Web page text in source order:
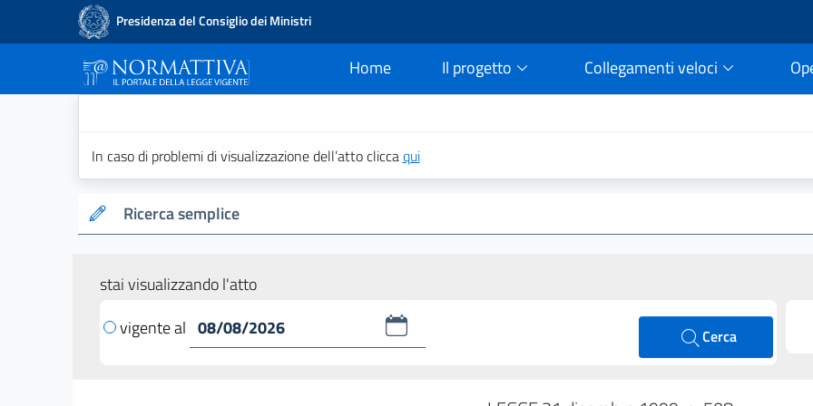
Presidenza del Consiglio dei Ministri
Home
current Il progetto Collegamenti veloci
In caso di problemi di visualizzazione dell’atto cliccaqui
Ricerca semplice
stai visualizzando l'atto
vigente al
Cerca